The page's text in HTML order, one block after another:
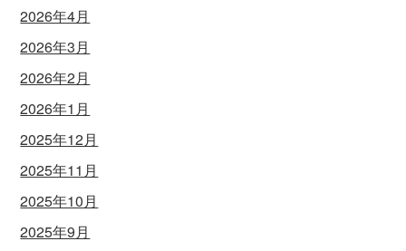
2026年4月
2026年3月
2026年2月
2026年1月
2025年12月
2025年11月
2025年10月
2025年9月